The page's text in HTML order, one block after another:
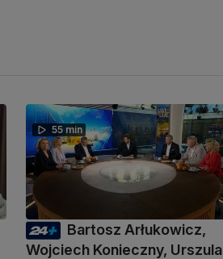
55 min
Bartosz Arłukowicz,
Wojciech Konieczny, Urszula